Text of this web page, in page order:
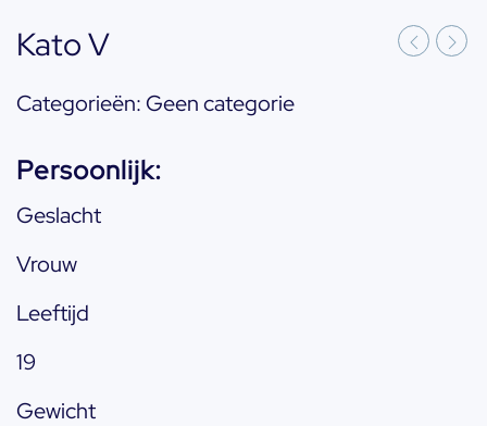
Kato V
Categorieën: Geen categorie
Persoonlijk:
Geslacht
Vrouw
Leeftijd
19
Gewicht